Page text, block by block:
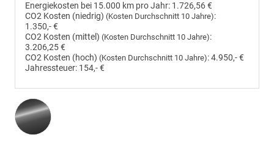
Energiekosten bei 15.000 km pro Jahr: 1.726,56 €
CO2 Kosten (niedrig) (Kosten Durchschnitt 10 Jahre):
1.350,- €
CO2 Kosten (mittel) (Kosten Durchschnitt 10 Jahre):
3.206,25 €
CO2 Kosten (hoch) (Kosten Durchschnitt 10 Jahre):4.950,- €
Jahressteuer: 154,- €